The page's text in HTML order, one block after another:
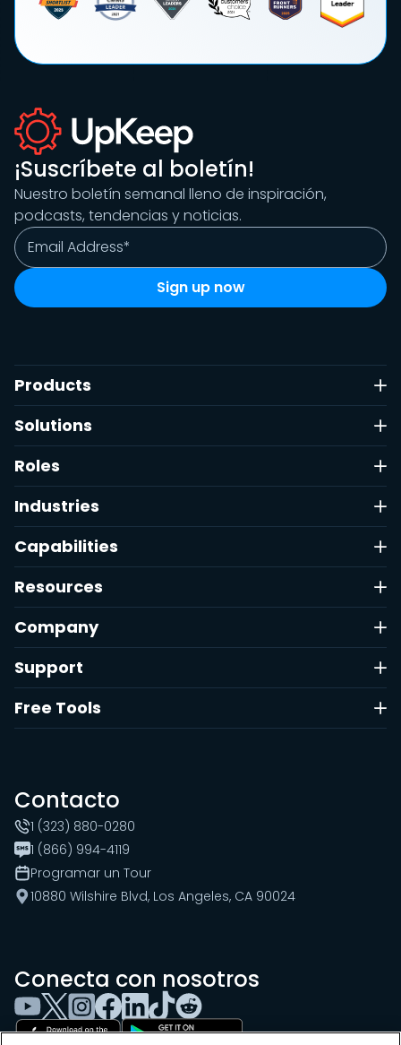
¡Suscríbete al boletín!
Nuestro boletín semanal lleno de inspiración,
podcasts, tendencias y noticias.
Products
Solutions
Roles
Industries
Capabilities
Resources
Company
Support
Free Tools
Contacto
1 (323) 880-0280
1 (866) 994-4119
Programar un Tour
10880 Wilshire Blvd, Los Angeles, CA 90024
Conecta con nosotros